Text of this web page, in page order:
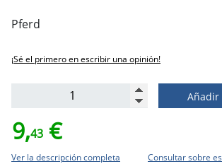
Pferd
¡Sé el primero en escribir una opinión!
Añadir
9,43 €
Ver la descripción completa Consultar sobre